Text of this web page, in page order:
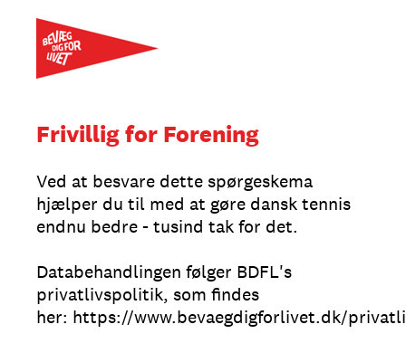
Frivillig for Forening
Ved at besvare dette spørgeskema
hjælper du til med at gøre dansk tennis
endnu bedre - tusind tak for det.
Databehandlingen følger BDFL's
privatlivspolitik, som findes
her: https://www.bevaegdigforlivet.dk/